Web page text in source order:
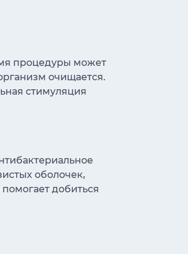
процедуры может
очищается.
стимуляция
оболочек,
добиться